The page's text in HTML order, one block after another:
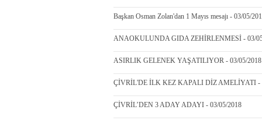
Başkan Osman Zolan'dan 1 Mayıs mesajı - 03/05/
ANAOKULUNDA GIDA ZEHİRLENMESİ - 03/
ASIRLIK GELENEK YAŞATILIYOR - 03/05/2018
ÇİVRİL'DE İLK KEZ KAPALI DİZ AMELİYATI -
ÇİVRİL’DEN 3 ADAY ADAYI - 03/05/2018